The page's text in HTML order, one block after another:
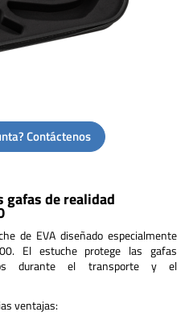
Contáctenos
gafas de realidad
de EVA diseñado especialmente
El estuche protege las gafas
durante el transporte y el
ventajas: